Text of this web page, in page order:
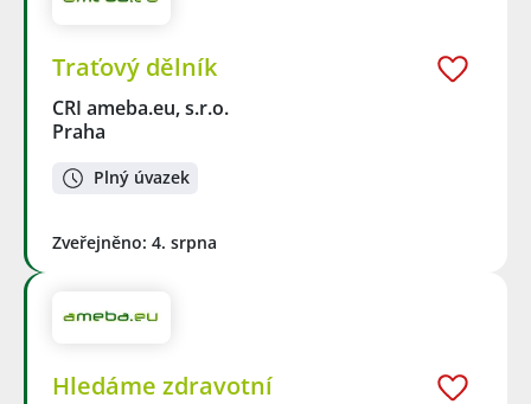
Traťový dělník
CRI ameba.eu, s.r.o.
Praha
Plný úvazek
Zveřejněno: 4. srpna
Hledáme zdravotní